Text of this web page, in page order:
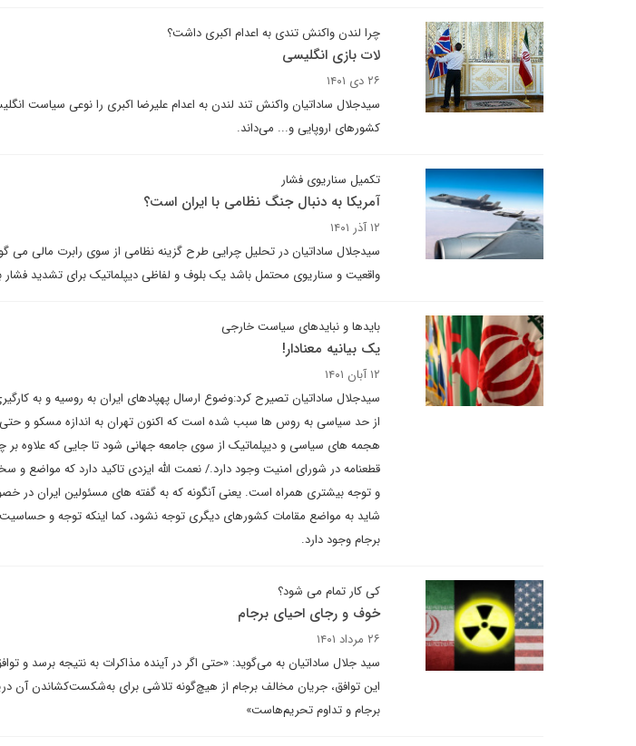
چرا لندن واکنش تندی به اعدام اکبری داشت؟
لات بازی انگلیسی
۲۶ دی ۱۴۰۱
سیدجلال ساداتیان واکنش تند لندن به اعدام علیرضا اکبری را نوعی سیاست
کشورهای اروپایی و‌... می‌داند.
تکمیل سناریوی فشار
آمریکا به دنبال جنگ نظامی با ایران است؟
۱۲ آذر ۱۴۰۱
سیدجلال ساداتیان در تحلیل چرایی طرح گزینه نظامی از سوی رابرت مالی می
واقعیت و سناریوی محتمل باشد یک بلوف و لفاظی دیپلماتیک برای تشدید فشار
بایدها و نبایدهای سیاست خارجی
یک بیانیه معنادار!
۱۲ آبان ۱۴۰۱
سیدجلال ساداتیان تصیرح کرد:وضوع ارسال پهپادهای ایران به روسیه و به
از حد سیاسی به روس ها سبب شده است که اکنون تهران به اندازه مسکو و
هجمه های سیاسی و دیپلماتیک از سوی جامعه جهانی شود تا جایی که علاوه بر
قطعنامه در شورای امنیت وجود دارد./ نعمت الله ایزدی تاکید دارد که مواضع
و توجه بیشتری همراه است. یعنی آنگونه که به گفته های مسئولین ایران
شاید به مواضع مقامات کشورهای دیگری توجه نشود، کما اینکه توجه و
برجام وجود دارد.
کی کار تمام می شود؟
خوف و رجای احیای برجام
۲۶ مرداد ۱۴۰۱
سید جلال ساداتیان به می‌گوید: «حتی اگر در آینده مذاکرات به نتیجه برسد و
این توافق، جریان مخالف برجام از هیچ‌گونه تلاشی برای به‌شکست‌کشاندن آن
برجام و تداوم تحریم‌هاست»